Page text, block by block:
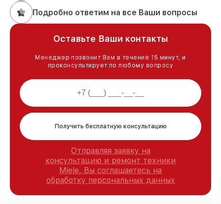
Подробно ответим на все Ваши вопросы
Оставьте Ваши контакты
Менеджер позвонит Вам в течение 15 минут, и
проконсультирует по любому вопросу
Получить бесплатную консультацию
Отправляя заявку на
консультацию и ремонт техники
Miele, Вы соглашаетесь на
обработку персональных данных